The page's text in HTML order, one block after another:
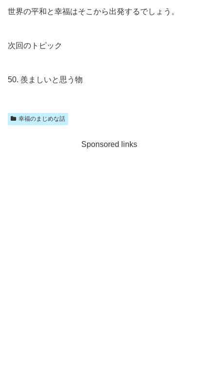
世界の平和と幸福はそこから出発するでしょう。
次回のトピック
50. 羨ましいと思う物
幸福のまじめな話
Sponsored links